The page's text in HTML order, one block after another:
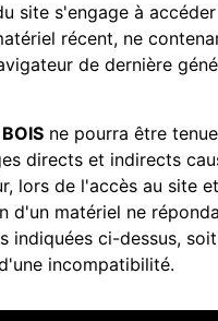
site s'engage à
récent, ne
de dernière
ne pourra être
directs et indirects
lors de l'accès au site
d'un matériel ne
indiquées ci-dessus,
incompatibilité.